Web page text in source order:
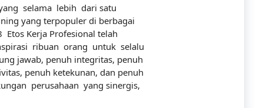
selama lebih dari satu
yang terpopuler di berbagai
Kerja Profesional telah
ribuan orang untuk selalu
jawab, penuh integritas, penuh
penuh ketekunan, dan penuh
perusahaan yang sinergis,